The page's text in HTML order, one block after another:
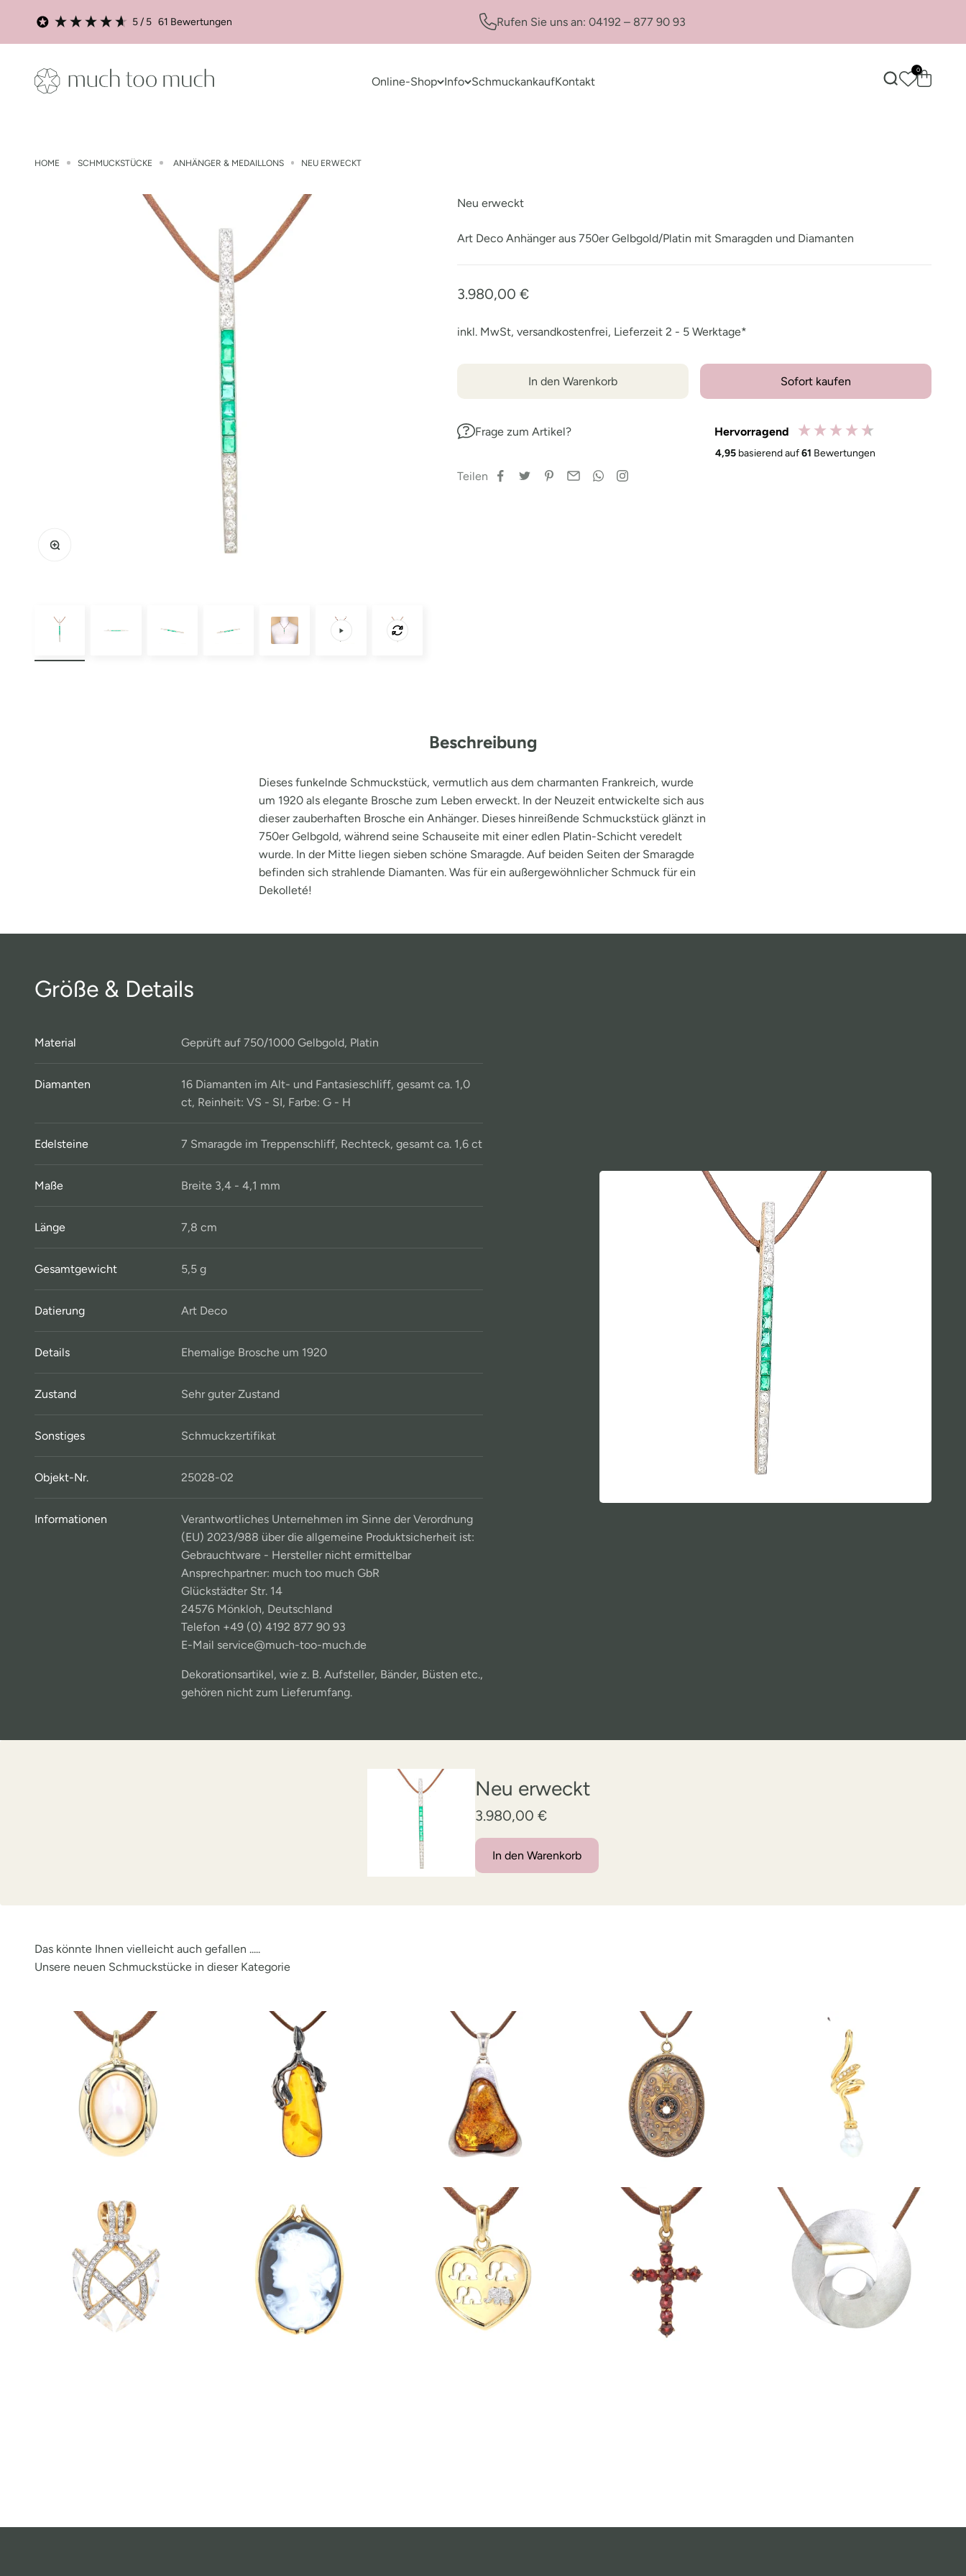
5/ 5 61 Bewertungen Rufen Sie uns an: 04192 – 877 90 93
Online-Shop Info SchmuckankaufKontakt
much too much Shop Suche öffnen
0
HOME SCHMUCKSTÜCKE ANHÄNGER & MEDAILLONS NEU ERWECKT
Neu erweckt
Art Deco Anhänger aus 750er Gelbgold/Platin mit Smaragden und Diamanten
3.980,00 €
inkl. MwSt, versandkostenfrei, Lieferzeit 2 - 5 Werktage*
In den Warenkorb Sofort kaufen
Frage zum Artikel?
Teilen
Hervorragend
4,95 basierend auf61 Bewertungen
Beschreibung
Dieses funkelnde Schmuckstück, vermutlich aus dem charmanten Frankreich, wurde
um 1920 als elegante Brosche zum Leben erweckt. In der Neuzeit entwickelte sich aus
dieser zauberhaften Brosche ein Anhänger. Dieses hinreißende Schmuckstück glänzt in
750er Gelbgold, während seine Schauseite mit einer edlen Platin-Schicht veredelt
wurde. In der Mitte liegen sieben schöne Smaragde. Auf beiden Seiten der Smaragde
befinden sich strahlende Diamanten. Was für ein außergewöhnlicher Schmuck für ein
Dekolleté!
Größe & Details
Material Geprüft auf 750/1000 Gelbgold, Platin
Diamanten
16 Diamanten im Alt- und Fantasieschliff, gesamt ca. 1,0
ct, Reinheit: VS - SI, Farbe: G - H
Edelsteine 7 Smaragde im Treppenschliff, Rechteck, gesamt ca. 1,6 ct
Maße Breite 3,4 - 4,1 mm
Länge 7,8 cm
Gesamtgewicht 5,5 g
Datierung Art Deco
Details Ehemalige Brosche um 1920
Zustand Sehr guter Zustand
Sonstiges Schmuckzertifikat
Objekt-Nr. 25028-02
Informationen
Verantwortliches Unternehmen im Sinne der Verordnung
(EU) 2023/988 über die allgemeine Produktsicherheit ist:
Gebrauchtware - Hersteller nicht ermittelbar
Ansprechpartner: much too much GbR
Glückstädter Str. 14
24576 Mönkloh, Deutschland
Telefon +49 (0) 4192 877 90 93
E-Mail service@much-too-much.de
Dekorationsartikel, wie z. B. Aufsteller, Bänder, Büsten etc.,
gehören nicht zum Lieferumfang.
Neu erweckt
3.980,00 €
In den Warenkorb
Das könnte Ihnen vielleicht auch gefallen .....